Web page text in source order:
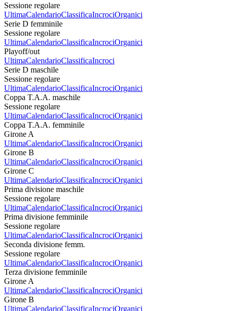
Sessione regolare
UltimaCalendarioClassificaIncrociOrganici
Serie D femminile
Sessione regolare
UltimaCalendarioClassificaIncrociOrganici
Playoff/out
UltimaCalendarioClassificaIncroci
Serie D maschile
Sessione regolare
UltimaCalendarioClassificaIncrociOrganici
Coppa T.A.A. maschile
Sessione regolare
UltimaCalendarioClassificaIncrociOrganici
Coppa T.A.A. femminile
Girone A
UltimaCalendarioClassificaIncrociOrganici
Girone B
UltimaCalendarioClassificaIncrociOrganici
Girone C
UltimaCalendarioClassificaIncrociOrganici
Prima divisione maschile
Sessione regolare
UltimaCalendarioClassificaIncrociOrganici
Prima divisione femminile
Sessione regolare
UltimaCalendarioClassificaIncrociOrganici
Seconda divisione femm.
Sessione regolare
UltimaCalendarioClassificaIncrociOrganici
Terza divisione femminile
Girone A
UltimaCalendarioClassificaIncrociOrganici
Girone B
UltimaCalendarioClassificaIncrociOrganici